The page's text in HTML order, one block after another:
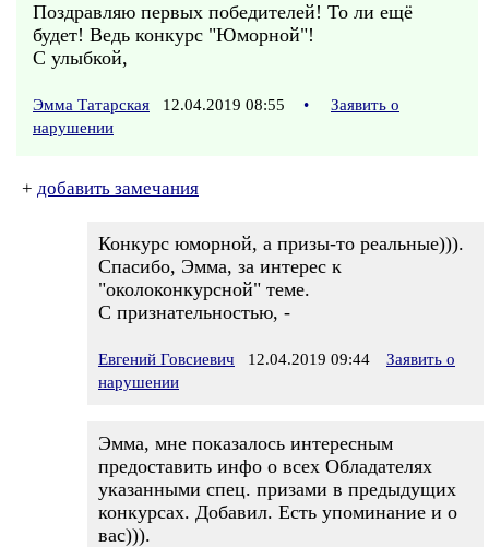
Поздравляю первых победителей! То ли ещё
будет! Ведь конкурс "Юморной"!
С улыбкой,
Эмма Татарская 12.04.2019 08:55 •
Заявить о
нарушении
+ добавить замечания
Конкурс юморной, а призы-то реальные))).
Спасибо, Эмма, за интерес к
"околоконкурсной" теме.
С признательностью, -
Евгений Говсиевич 12.04.2019 09:44
Заявить о
нарушении
Эмма, мне показалось интересным
предоставить инфо о всех Обладателях
указанными спец. призами в предыдущих
конкурсах. Добавил. Есть упоминание и о
вас))).